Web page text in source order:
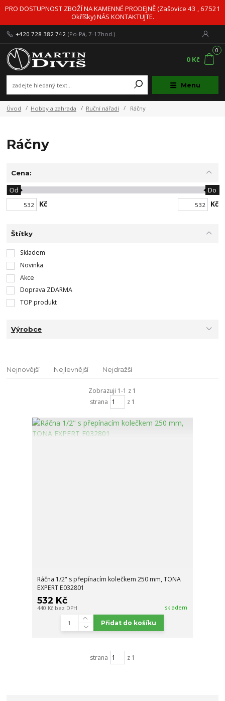
PRO DOSTUPNOST ZBOŽÍ NA KAMENNÉ PRODEJNĚ (Zašovice 43 , 67521
Okříšky) NÁS KONTAKTUJTE.
Menu
+420 728 382 742 (Po-Pá, 7-17hod.)
0
0 Kč
Úvod Hobby a zahrada Ruční nářadí Ráčny
Ráčny
Cena:
Kč
Od Do
Kč
Štítky
Skladem
Novinka
Akce
Doprava ZDARMA
TOP produkt
Výrobce
Nejnovější Nejlevnější Nejdražší
Zobrazuji 1-1 z 1
strana
z 1
Ráčna 1/2" s přepínacím kolečkem 250 mm, TONA
EXPERT E032801
532 Kč
440 Kč bez DPH skladem
Přidat do košíku
strana z 1